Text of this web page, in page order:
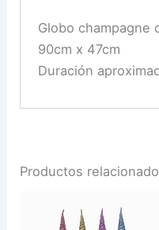
Globo champagne
90cm x 47cm
Duración
Productos